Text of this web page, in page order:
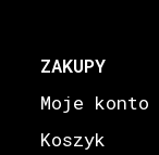
ZAKUPY
Moje konto
Koszyk